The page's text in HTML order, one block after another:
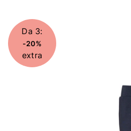
Da 3:
-20%
extra